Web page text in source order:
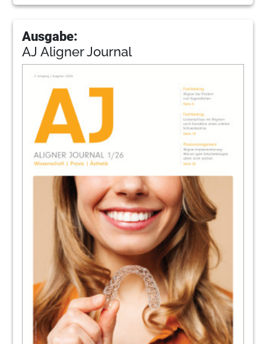
Ausgabe:
AJ Aligner Journal